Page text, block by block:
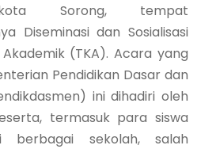
Sorong, tempat
Diseminasi dan Sosialisasi
(TKA). Acara yang
Pendidikan Dasar dan
ini dihadiri oleh
termasuk para siswa
berbagai sekolah, salah